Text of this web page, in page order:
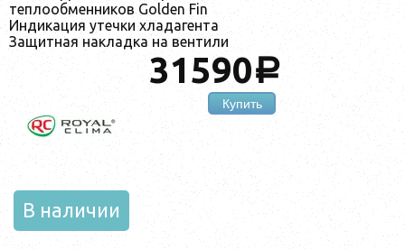
теплообменников Golden Fin
Индикация утечки хладагента
Защитная накладка на вентили
31590a
Купить
В наличии